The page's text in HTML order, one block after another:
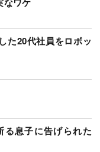
た20代社員をロボッ
息子に告げられた